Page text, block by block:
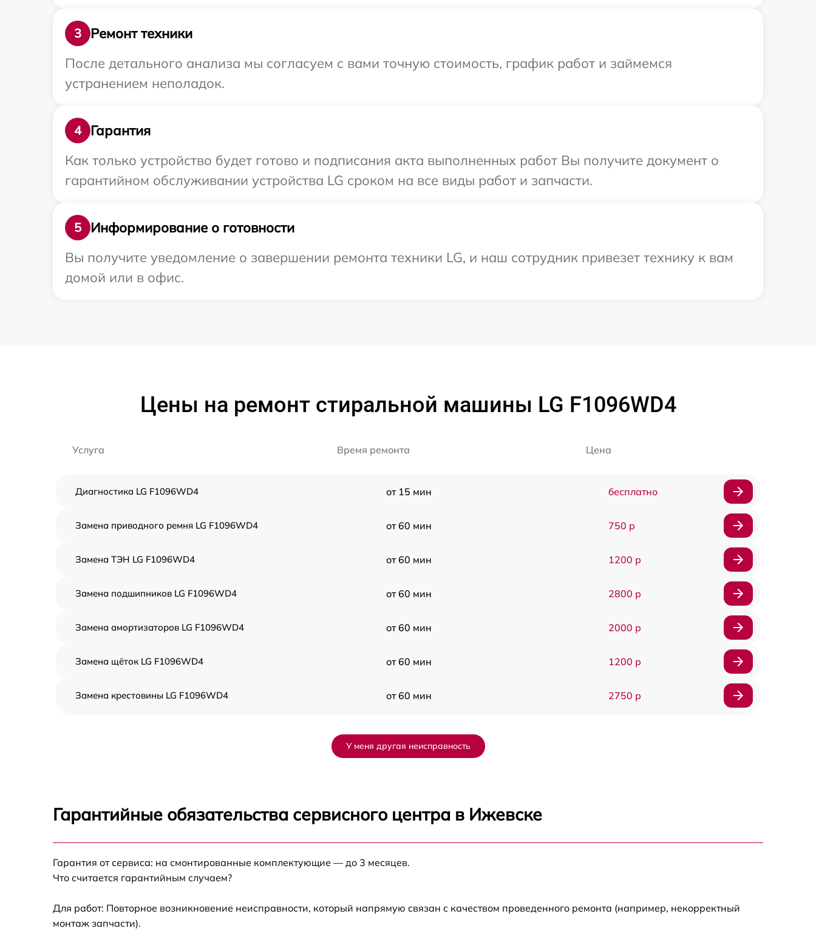
3
Ремонт техники
После детального анализа мы согласуем с вами точную стоимость, график работ и займемся
устранением неполадок.
4
Гарантия
Как только устройство будет готово и подписания акта выполненных работ Вы получите документ о
гарантийном обслуживании устройства LG сроком на все виды работ и запчасти.
5
Информирование о готовности
Вы получите уведомление о завершении ремонта техники LG, и наш сотрудник привезет технику к вам
домой или в офис.
Цены на ремонт стиральной машины LG F1096WD4
Услуга Время ремонта Цена
Диагностика LG F1096WD4 от 15 мин бесплатно
Замена приводного ремня LG F1096WD4 от 60 мин 750 р
Замена ТЭН LG F1096WD4 от 60 мин 1200 р
Замена подшипников LG F1096WD4 от 60 мин 2800 р
Замена амортизаторов LG F1096WD4 от 60 мин 2000 р
Замена щёток LG F1096WD4 от 60 мин 1200 р
Замена крестовины LG F1096WD4 от 60 мин 2750 р
Замена УБЛ LG F1096WD4 от 60 мин
F1096WD4
У меня другая неисправность
Гарантийные обязательства сервисного центра в Ижевске
Гарантия от сервиса: на смонтированные комплектующие — до 3 месяцев.
Что считается гарантийным случаем?
Для работ: Повторное возникновение неисправности, который напрямую связан с качеством проведенного ремонта (например, некорректный
монтаж запчасти).